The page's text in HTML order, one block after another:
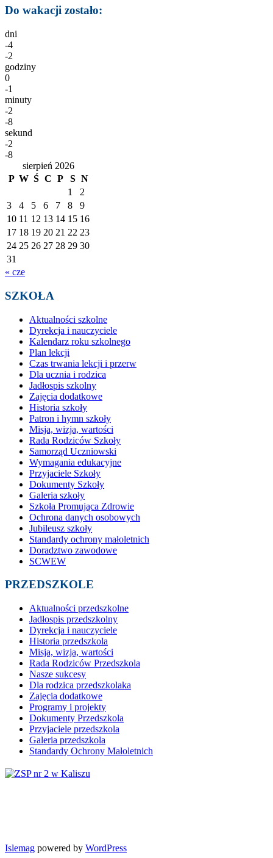
Do wakacji zostało:
dni
-4
-2
godziny
0
-1
minuty
-2
-8
sekund
-2
-8
sierpień 2026
P W Ś C P S N
1
2
3
4 5 6 7 8
9
10 11 12 13 14 15 16
17 18 19 20 21 22 23
24 25 26 27 28 29 30
31
« cze
SZKOŁA
Aktualności szkolne
Dyrekcja i nauczyciele
Kalendarz roku szkolnego
Plan lekcji
Czas trwania lekcji i przerw
Dla ucznia i rodzica
Jadłospis szkolny
Zajęcia dodatkowe
Historia szkoły
Patron i hymn szkoły
Misja, wizja, wartości
Rada Rodziców Szkoły
Samorząd Uczniowski
Wymagania edukacyjne
Przyjaciele Szkoły
Dokumenty Szkoły
Galeria szkoły
Szkoła Promująca Zdrowie
Ochrona danych osobowych
Jubileusz szkoły
Standardy ochrony małoletnich
Doradztwo zawodowe
SCWEW
PRZEDSZKOLE
Aktualności przedszkolne
Jadłospis przedszkolny
Dyrekcja i nauczyciele
Historia przedszkola
Misja, wizja, wartości
Rada Rodziców Przedszkola
Nasze sukcesy
Dla rodzica przedszkolaka
Zajęcia dodatkowe
Programy i projekty
Dokumenty Przedszkola
Przyjaciele przedszkola
Galeria przedszkola
Standardy Ochrony Małoletnich
Islemag powered by WordPress